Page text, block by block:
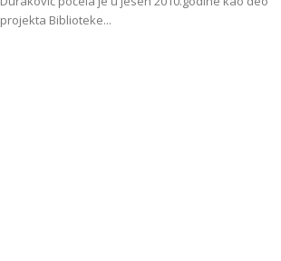
projekta Biblioteke...